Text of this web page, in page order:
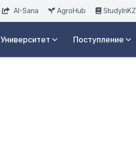
AI-Sana AgroHub StudyInKZ
Университет Поступление